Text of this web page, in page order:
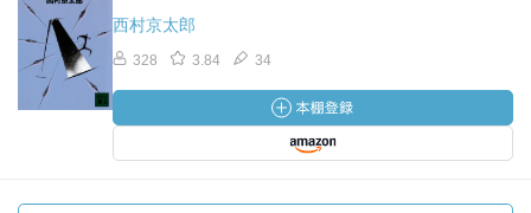
西村京太郎
328 3.84 34